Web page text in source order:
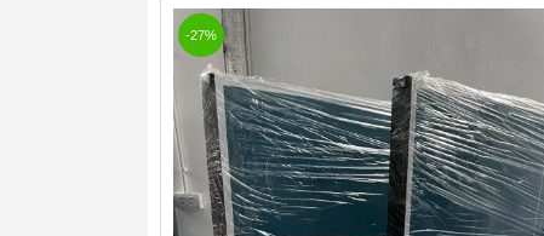
-27%